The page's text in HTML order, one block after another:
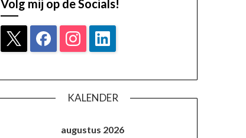
Volg mij op de Socials!
KALENDER
augustus 2026